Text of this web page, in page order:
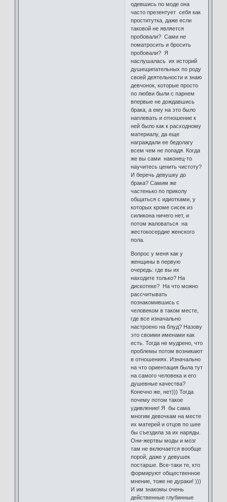
одевшись по моде она
часто презентует себя как
проститутка, даже если
таковой не является
пробовали? Сами не
поматросить и бросить
пробовали? Я
наслушалась их историй
душещипательных по роду
своей деятельности и знаю
девчонок, которые просто
по любви были с парнем
впервые не дождавшись
брака, а ему на это было
наплевать и отношение к
ней было как к расходному
материалу, да еще
награждали ее бедолагу
всем чем не попадя. Когда
же вы сами наконец-то
научитесь ценить чистоту?
И беречь девушку до
брака? Самим же
частенько по приколу
общаться с идиотками, у
которых кроме сисек из
силикона ничего нет, и
потом жаловаться на
жестокосердие женского
пола.
Вопрос у меня как у
женщины в первую
очередь: где вы их
находите только? На
дискотеке? На что можно
рассчитывать
познакомившись с
человеком в таком месте,
где все изначально
настроено на блуд? Назову
это своими именами как
есть. Тогда не мудрено, что
проблемы потом возникают
в отношениях. Изначально
на что ориентация была тут
на самого человека и его
душевные качества?
Конечно же, нет))) Тогда
почему потом такое
удивление! Я бы сама
многим девочкам на месте
их матерей и отцов по шее
бы съездила за их наряды.
Они-жертвы моды и мозг
там не включается вообще
порой, даже у девушек
постарше. Все-таки те, кто
формируют общественное
мнение, тоже не дураки! )))
И им знакомы очень
действенные глубинные